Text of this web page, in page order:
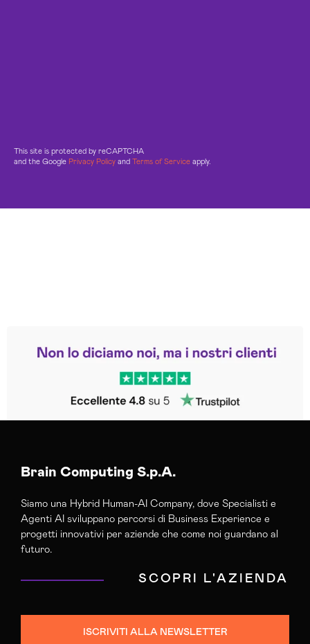
This site is protected by reCAPTCHA
and the Google Privacy Policy and Terms of Service apply.
Trustpilot
Brain Computing S.p.A.
Siamo una Hybrid Human-AI Company, dove Specialisti e
Agenti AI sviluppano percorsi di Business Experience e
progetti innovativi per aziende che come noi guardano al
futuro.
SCOPRI L'AZIENDA
ISCRIVITI ALLA NEWSLETTER